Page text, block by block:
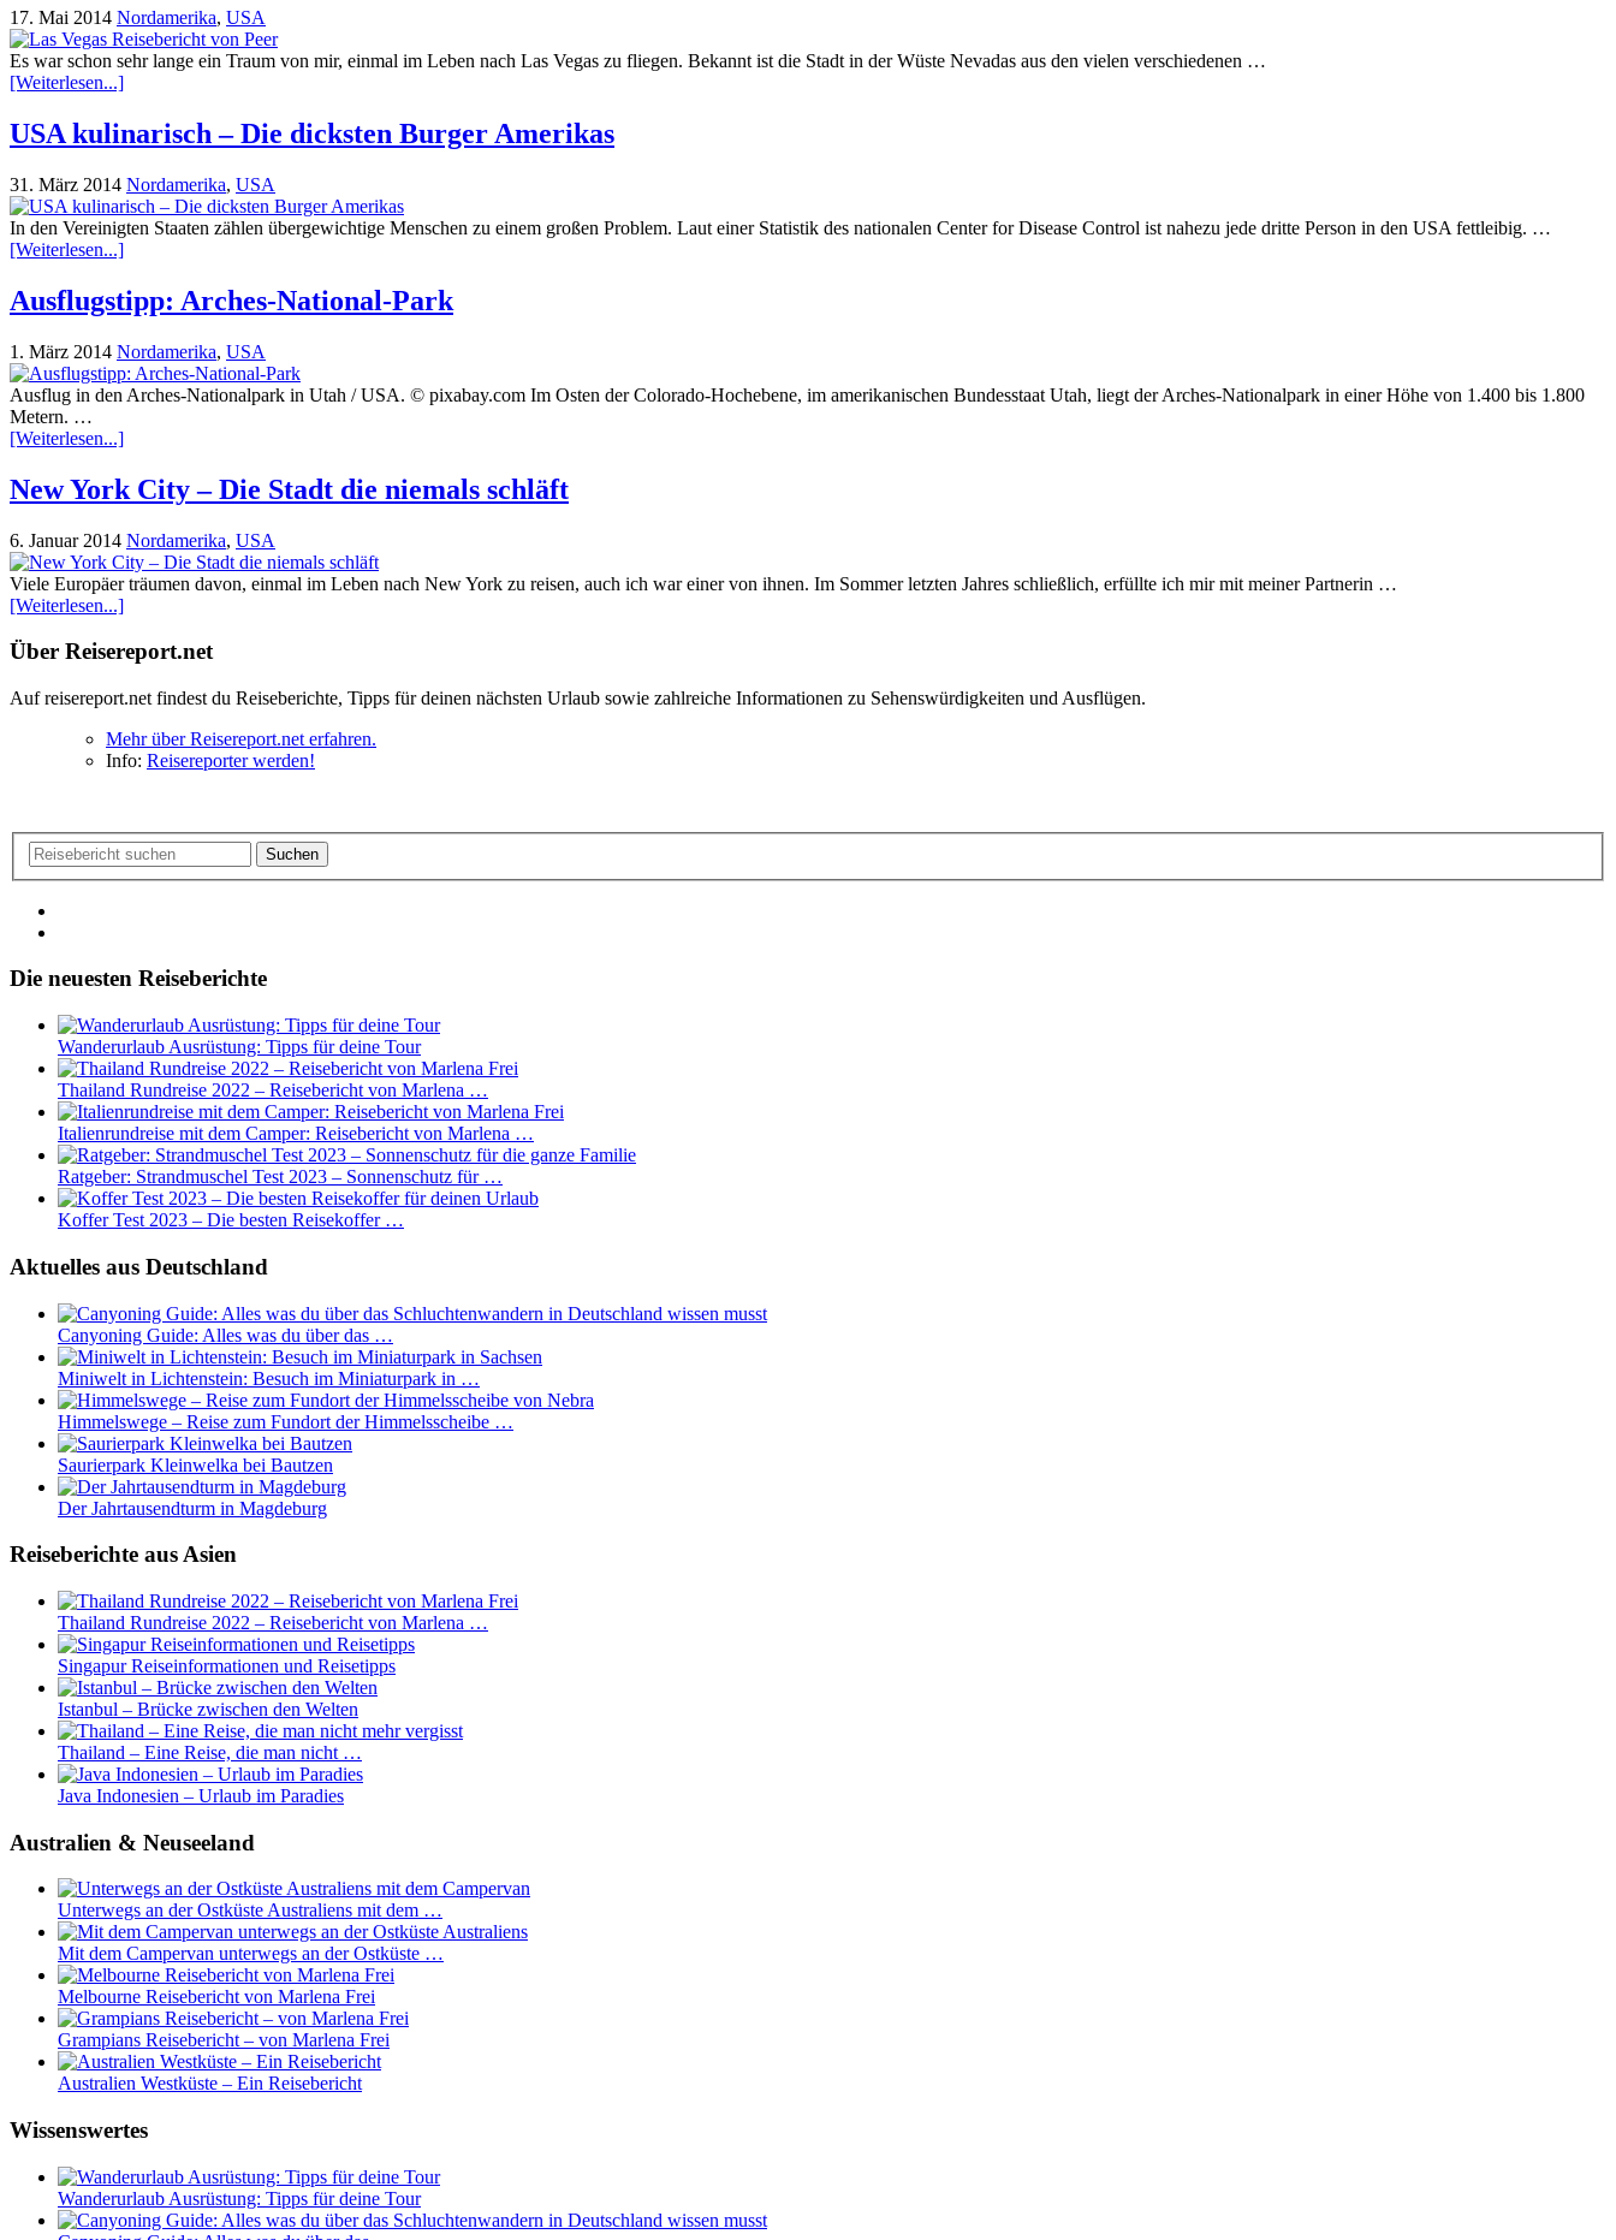
17. Mai 2014 Nordamerika, USA
Es war schon sehr lange ein Traum von mir, einmal im Leben nach Las Vegas zu fliegen. Bekannt ist die Stadt in der Wüste Nevadas aus den vielen verschiedenen …
[Weiterlesen...]
USA kulinarisch – Die dicksten Burger Amerikas
31. März 2014 Nordamerika, USA
In den Vereinigten Staaten zählen übergewichtige Menschen zu einem großen Problem. Laut einer Statistik des nationalen Center for Disease Control ist nahezu jede dritte Person in den USA fettleibig. …
[Weiterlesen...]
Ausflugstipp: Arches-National-Park
1. März 2014 Nordamerika, USA
Ausflug in den Arches-Nationalpark in Utah / USA. © pixabay.com Im Osten der Colorado-Hochebene, im amerikanischen Bundesstaat Utah, liegt der Arches-Nationalpark in einer Höhe von 1.400 bis 1.800
Metern. …
[Weiterlesen...]
New York City – Die Stadt die niemals schläft
6. Januar 2014 Nordamerika, USA
Viele Europäer träumen davon, einmal im Leben nach New York zu reisen, auch ich war einer von ihnen. Im Sommer letzten Jahres schließlich, erfüllte ich mir mit meiner Partnerin …
[Weiterlesen...]
Über Reisereport.net
Auf reisereport.net findest du Reiseberichte, Tipps für deinen nächsten Urlaub sowie zahlreiche Informationen zu Sehenswürdigkeiten und Ausflügen.
Mehr über Reisereport.net erfahren.
Info: Reisereporter werden!
Suchen
Die neuesten Reiseberichte
Wanderurlaub Ausrüstung: Tipps für deine Tour
Thailand Rundreise 2022 – Reisebericht von Marlena …
Italienrundreise mit dem Camper: Reisebericht von Marlena …
Ratgeber: Strandmuschel Test 2023 – Sonnenschutz für …
Koffer Test 2023 – Die besten Reisekoffer …
Aktuelles aus Deutschland
Canyoning Guide: Alles was du über das …
Miniwelt in Lichtenstein: Besuch im Miniaturpark in …
Himmelswege – Reise zum Fundort der Himmelsscheibe …
Saurierpark Kleinwelka bei Bautzen
Der Jahrtausendturm in Magdeburg
Reiseberichte aus Asien
Thailand Rundreise 2022 – Reisebericht von Marlena …
Singapur Reiseinformationen und Reisetipps
Istanbul – Brücke zwischen den Welten
Thailand – Eine Reise, die man nicht …
Java Indonesien – Urlaub im Paradies
Australien & Neuseeland
Unterwegs an der Ostküste Australiens mit dem …
Mit dem Campervan unterwegs an der Ostküste …
Melbourne Reisebericht von Marlena Frei
Grampians Reisebericht – von Marlena Frei
Australien Westküste – Ein Reisebericht
Wissenswertes
Wanderurlaub Ausrüstung: Tipps für deine Tour